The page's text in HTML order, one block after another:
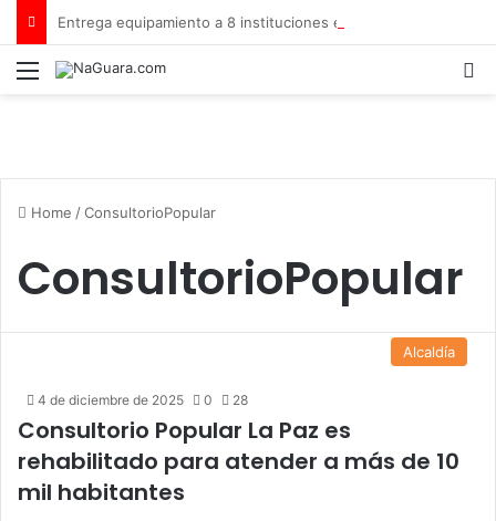
Menu
Home /ConsultorioPopular
ConsultorioPopular
Alcaldía
4 de diciembre de 2025 0 28
Consultorio Popular La Paz es
rehabilitado para atender a más de 10
mil habitantes